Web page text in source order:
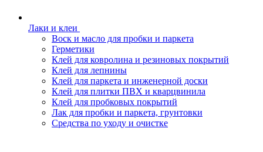
Лаки и клеи
Воск и масло для пробки и паркета
Герметики
Клей для ковролина и резиновых покрытий
Клей для лепнины
Клей для паркета и инженерной доски
Клей для плитки ПВХ и кварцвинила
Клей для пробковых покрытий
Лак для пробки и паркета, грунтовки
Средства по уходу и очистке